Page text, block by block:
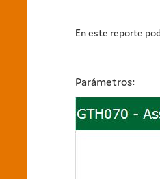
En este reporte
Parámetros: